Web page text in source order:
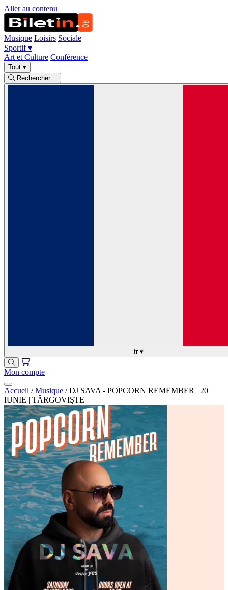
Aller au contenu
Musique Loisirs Sociale
Sportif▾
Art et Culture Conférence
Tout ▾
Rechercher…
fr ▾
Mon compte
Accueil / Musique / DJ SAVA - POPCORN REMEMBER | 20
IUNIE | TÂRGOVIŞTE